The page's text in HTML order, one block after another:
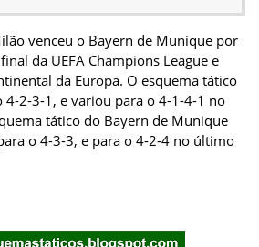
venceu o Bayern de Munique por
da UEFA Champions League e
da Europa. O esquema tático
2-3-1, e variou para o 4-1-4-1 no
tático do Bayern de Munique
o 4-3-3, e para o 4-2-4 no último